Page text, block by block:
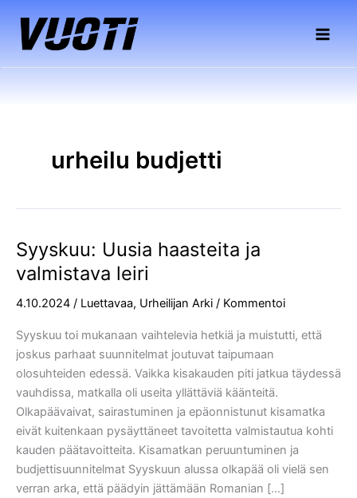
sisältöön
urheilu budjetti
Syyskuu: Uusia haasteita ja
valmistava leiri
4.10.2024 / Luettavaa, Urheilijan Arki / Kommentoi
Syyskuu toi mukanaan vaihtelevia hetkiä ja muistutti, että
joskus parhaat suunnitelmat joutuvat taipumaan
olosuhteiden edessä. Vaikka kisakauden piti jatkua täydessä
vauhdissa, matkalla oli useita yllättäviä käänteitä.
Olkapäävaivat, sairastuminen ja epäonnistunut kisamatka
eivät kuitenkaan pysäyttäneet tavoitetta valmistautua kohti
kauden päätavoitteita. Kisamatkan peruuntuminen ja
budjettisuunnitelmat Syyskuun alussa olkapää oli vielä sen
verran arka, että päädyin jättämään Romanian […]
Syyskuu:
Uusia
haasteita
ja
leiri